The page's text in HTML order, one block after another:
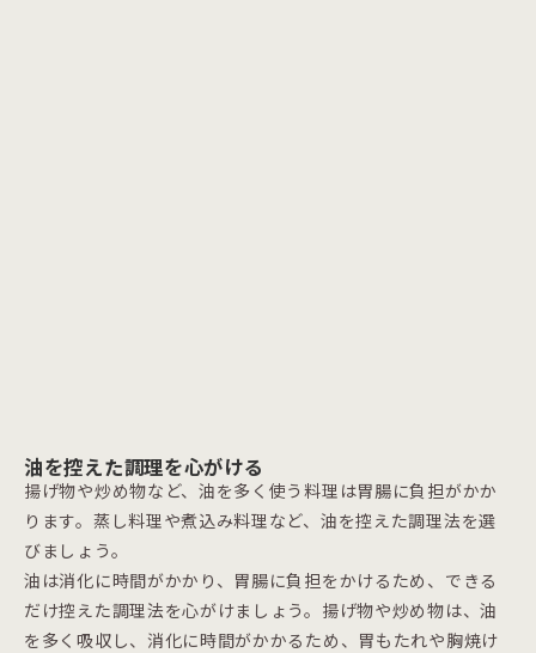
油を控えた調理を心がける
揚げ物や炒め物など、油を多く使う料理は胃腸に負担がかか
ります。蒸し料理や煮込み料理など、油を控えた調理法を選
びましょう。
油は消化に時間がかかり、胃腸に負担をかけるため、できる
だけ控えた調理法を心がけましょう。揚げ物や炒め物は、油
を多く吸収し、消化に時間がかかるため、胃もたれや胸焼け